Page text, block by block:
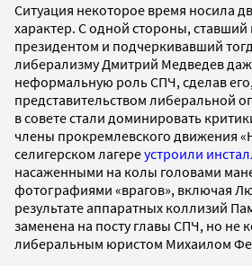
Ситуация некоторое время носила
характер. С одной стороны, ставший
президентом и подчеркивавший
либерализму Дмитрий Медведев
неформальную роль СПЧ, сделав
представительством либеральной
в совете стали доминировать
члены прокремлевского движения
селигерском лагереустроили
насаженными на колы головами
фотографиями «врагов», включая
результате аппаратных коллизий
заменена на посту главы СПЧ, но не
либеральным юристом Михаилом